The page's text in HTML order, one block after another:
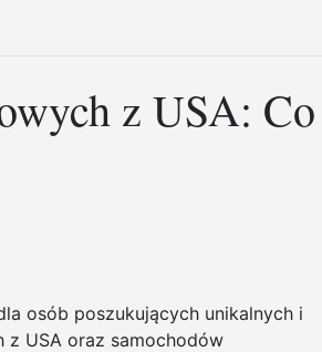
z USA: Co
osób poszukujących unikalnych i
USA oraz samochodów